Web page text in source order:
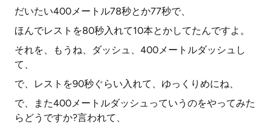
だいたい400メートル78秒とか77秒で、
ほんでレストを80秒入れて10本とかしてたんですよ。
それを、もうね、ダッシュ、400メートルダッシュし
て、
で、レストを90秒ぐらい入れて、ゆっくりめにね、
で、また400メートルダッシュっていうのをやってみた
らどうですか?言われて、